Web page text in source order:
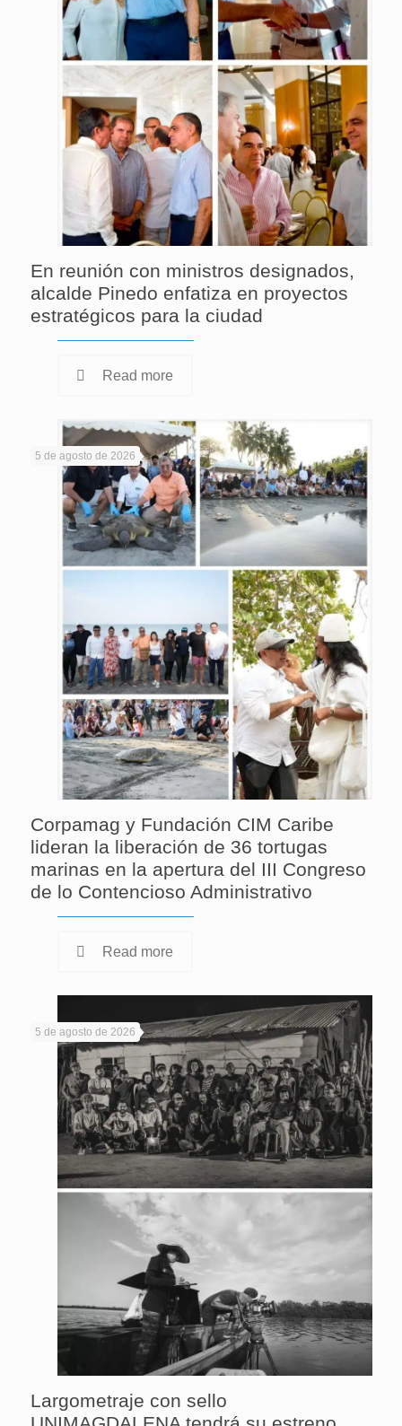
En reunión con ministros designados,
alcalde Pinedo enfatiza en proyectos
estratégicos para la ciudad
Read more
5 de agosto de 2026
Corpamag y Fundación CIM Caribe
lideran la liberación de 36 tortugas
marinas en la apertura del III Congreso
de lo Contencioso Administrativo
Read more
5 de agosto de 2026
Largometraje con sello